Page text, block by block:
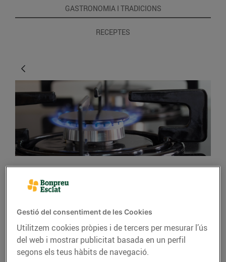
GASTRONOMIA I TRADICIONS
RECEPTES
CONSELLS I HÀBITS SALUDABLES
Què és millor, gas,
vitroceràmica o
inducció?
Aquesta és l'una de les
Gestió del consentiment de les Cookies
Utilitzem cookies pròpies i de tercers per mesurar l’ús
del web i mostrar publicitat basada en un perfil
segons els teus hàbits de navegació.